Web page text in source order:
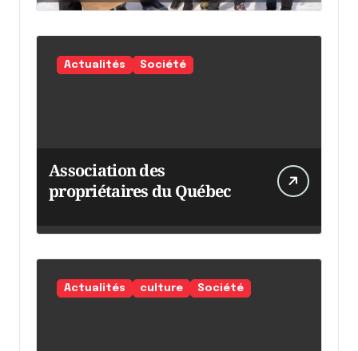
Actualités Société
Association des
propriétaires du Québec
Actualités culture Société